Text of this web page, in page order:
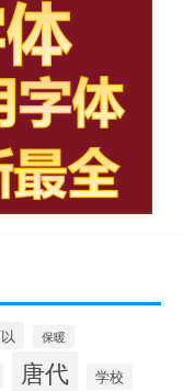
保暖
唐代 学校